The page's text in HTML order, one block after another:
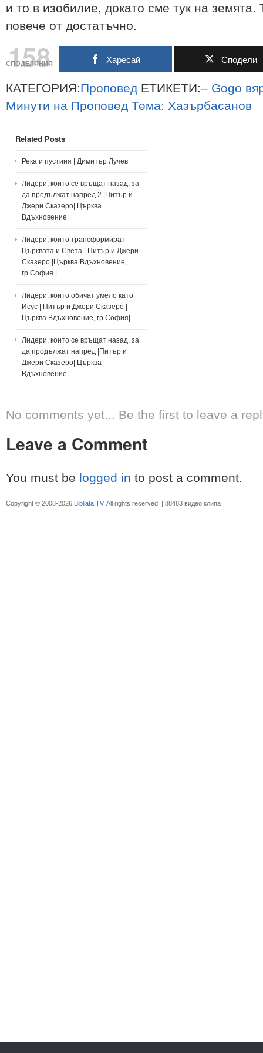
и то в изобилие, докато сме тук на
повече от достатъчно.
158
СПОДЕЛЯНИЯ Харесай Сподели
КАТЕГОРИЯ:Проповед ЕТИКЕТИ:– Gogo
Минути на Проповед Тема: Хазърбасанов
Related Posts
Река и пустиня | Димитър Лучев
Лидери, които се връщат назад, за
да продължат напред 2 |Питър и
Джери Сказеро| Църква
Вдъхновение|
Лидери, които трансформират
Църквата и Света | Питър и Джери
Сказеро |Църква Вдъхновение,
гр.София |
Лидери, които обичат умело като
Исус | Питър и Джери Сказеро |
Църква Вдъхновение, гр.София|
Лидери, които се връщат назад, за
да продължат напред |Питър и
Джери Сказеро| Църква
Вдъхновение|
No comments yet... Be the first to leave a
Leave a Comment
You must be logged in to post a comment.
Copyright © 2008-2026 Bibliata.TV. All rights reserved. | 88483 видео клипа